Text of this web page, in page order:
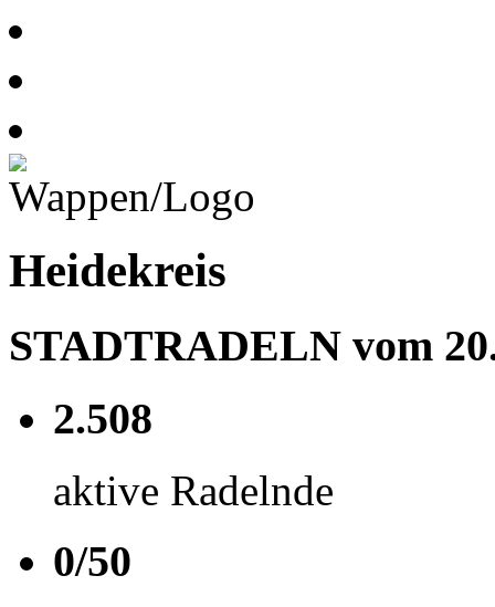
Heidekreis
STADTRADELN vom
2.508
aktive Radelnde
0/50